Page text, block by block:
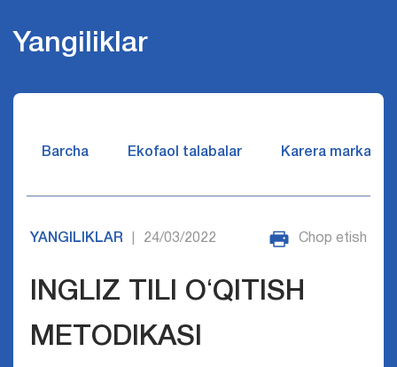
Yangiliklar
Barcha Ekofaol talabalar Karera markazi
YANGILIKLAR 24/03/2022 Chop etish
INGLIZ TILI OʻQITISH
METODIKASI